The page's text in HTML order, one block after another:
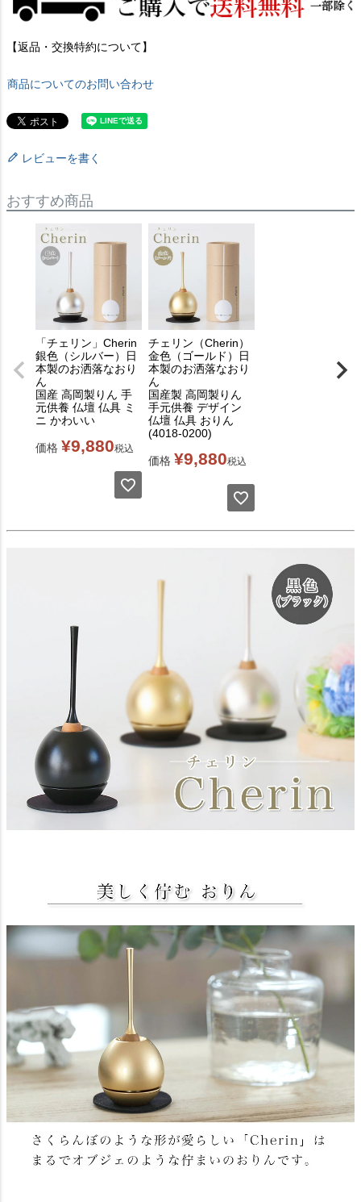
【返品・交換特約について】
商品についてのお問い合わせ
レビューを書く
おすすめ商品
「チェリン」Cherin
銀色（シルバー）日
本製のお洒落なおり
ん
国産 高岡製りん 手
元供養 仏壇 仏具 ミ
ニ かわいい
価格 ¥9,880税込
チェリン（Cherin）
金色（ゴールド）日
本製のお洒落なおり
ん
国産製 高岡製りん
手元供養 デザイン
仏壇 仏具 おりん
(4018-0200)
価格 ¥9,880税込